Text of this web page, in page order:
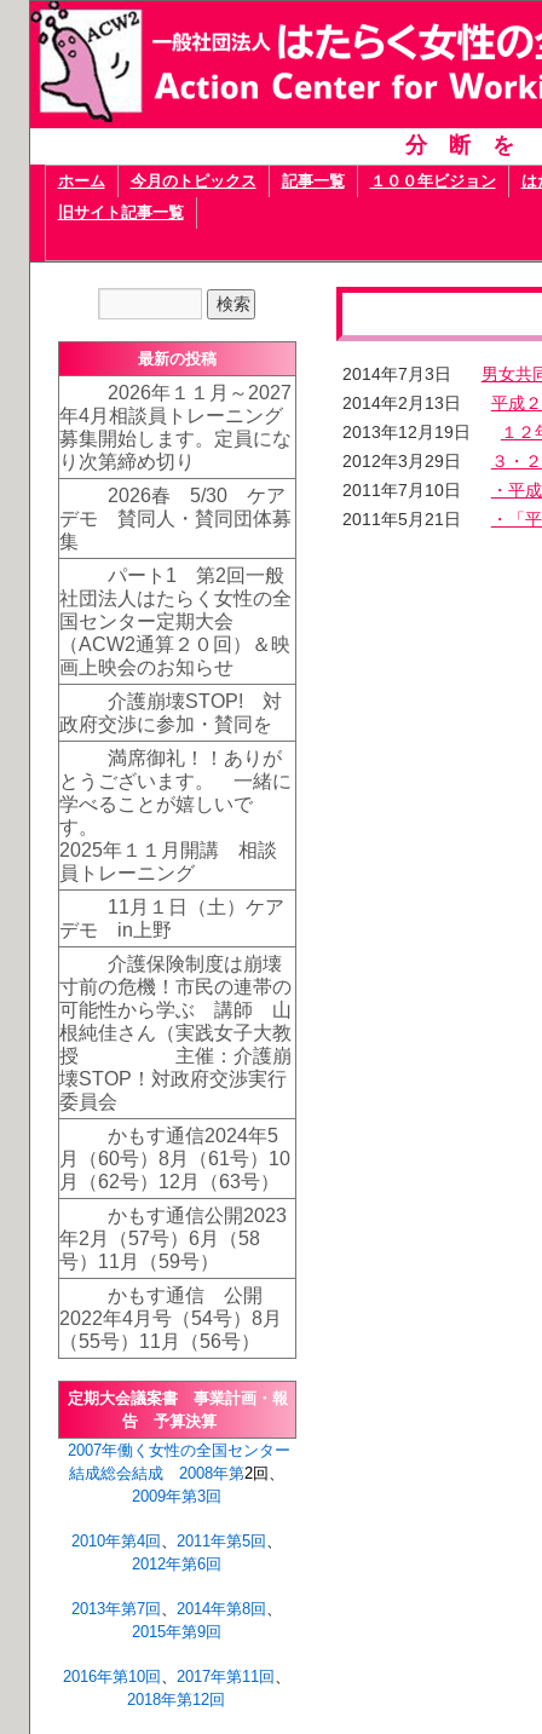
分断
ホーム 今月のトピックス 記事一覧 １００年ビジョン
は
旧サイト記事一覧
2014年7月3日
男女共
2014年2月13日
平成
2013年12月19日
１２
2012年3月29日
３・
2011年7月10日
・平
2011年5月21日
・「
最新の投稿
2026年１１月～2027
年4月相談員トレーニング
募集開始します。定員にな
り次第締め切り
2026春 5/30 ケア
デモ 賛同人・賛同団体募
集
パート1 第2回一般
社団法人はたらく女性の全
国センター定期大会
（ACW2通算２０回）＆映
画上映会のお知らせ
介護崩壊STOP! 対
政府交渉に参加・賛同を
満席御礼！！ありが
とうございます。 一緒に
学べることが嬉しいで
す。
2025年１１月開講 相談
員トレーニング
11月１日（土）ケア
デモ in上野
介護保険制度は崩壊
寸前の危機！市民の連帯の
可能性から学ぶ 講師 山
根純佳さん（実践女子大教
授 主催：介護崩
壊STOP！対政府交渉実行
委員会
かもす通信2024年5
月（60号）8月（61号）10
月（62号）12月（63号）
かもす通信公開2023
年2月（57号）6月（58
号）11月（59号）
かもす通信 公開
2022年4月号（54号）8月
（55号）11月（56号）
定期大会議案書 事業計画・報
告 予算決算
2007年働く女性の全国センター
結成総会結成 2008年第2回、
2009年第3回
2010年第4回 、 2011年第5回 、
2012年第6回
2013年第7回 、 2014年第8回 、
2015年第9回
2016年第10回 、 2017年第11回 、
2018年第12回